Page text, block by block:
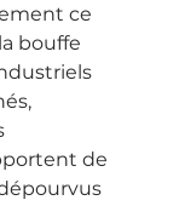
ce
bouffe
de